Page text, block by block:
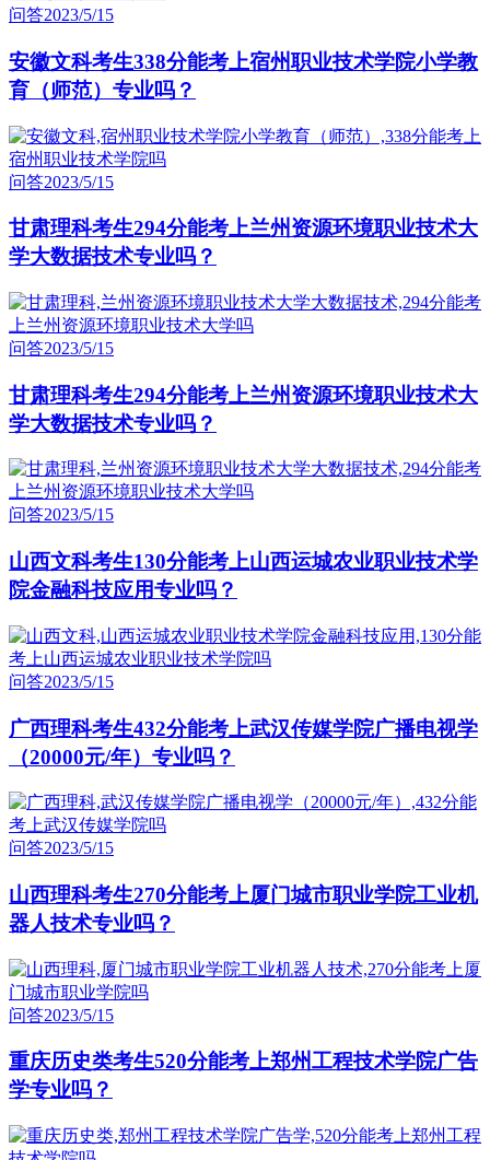
问答2023/5/15
安徽文科考生338分能考上宿州职业技术学院小学教
育（师范）专业吗？
问答2023/5/15
甘肃理科考生294分能考上兰州资源环境职业技术大
学大数据技术专业吗？
问答2023/5/15
甘肃理科考生294分能考上兰州资源环境职业技术大
学大数据技术专业吗？
问答2023/5/15
山西文科考生130分能考上山西运城农业职业技术学
院金融科技应用专业吗？
问答2023/5/15
广西理科考生432分能考上武汉传媒学院广播电视学
（20000元/年）专业吗？
问答2023/5/15
山西理科考生270分能考上厦门城市职业学院工业机
器人技术专业吗？
问答2023/5/15
重庆历史类考生520分能考上郑州工程技术学院广告
学专业吗？